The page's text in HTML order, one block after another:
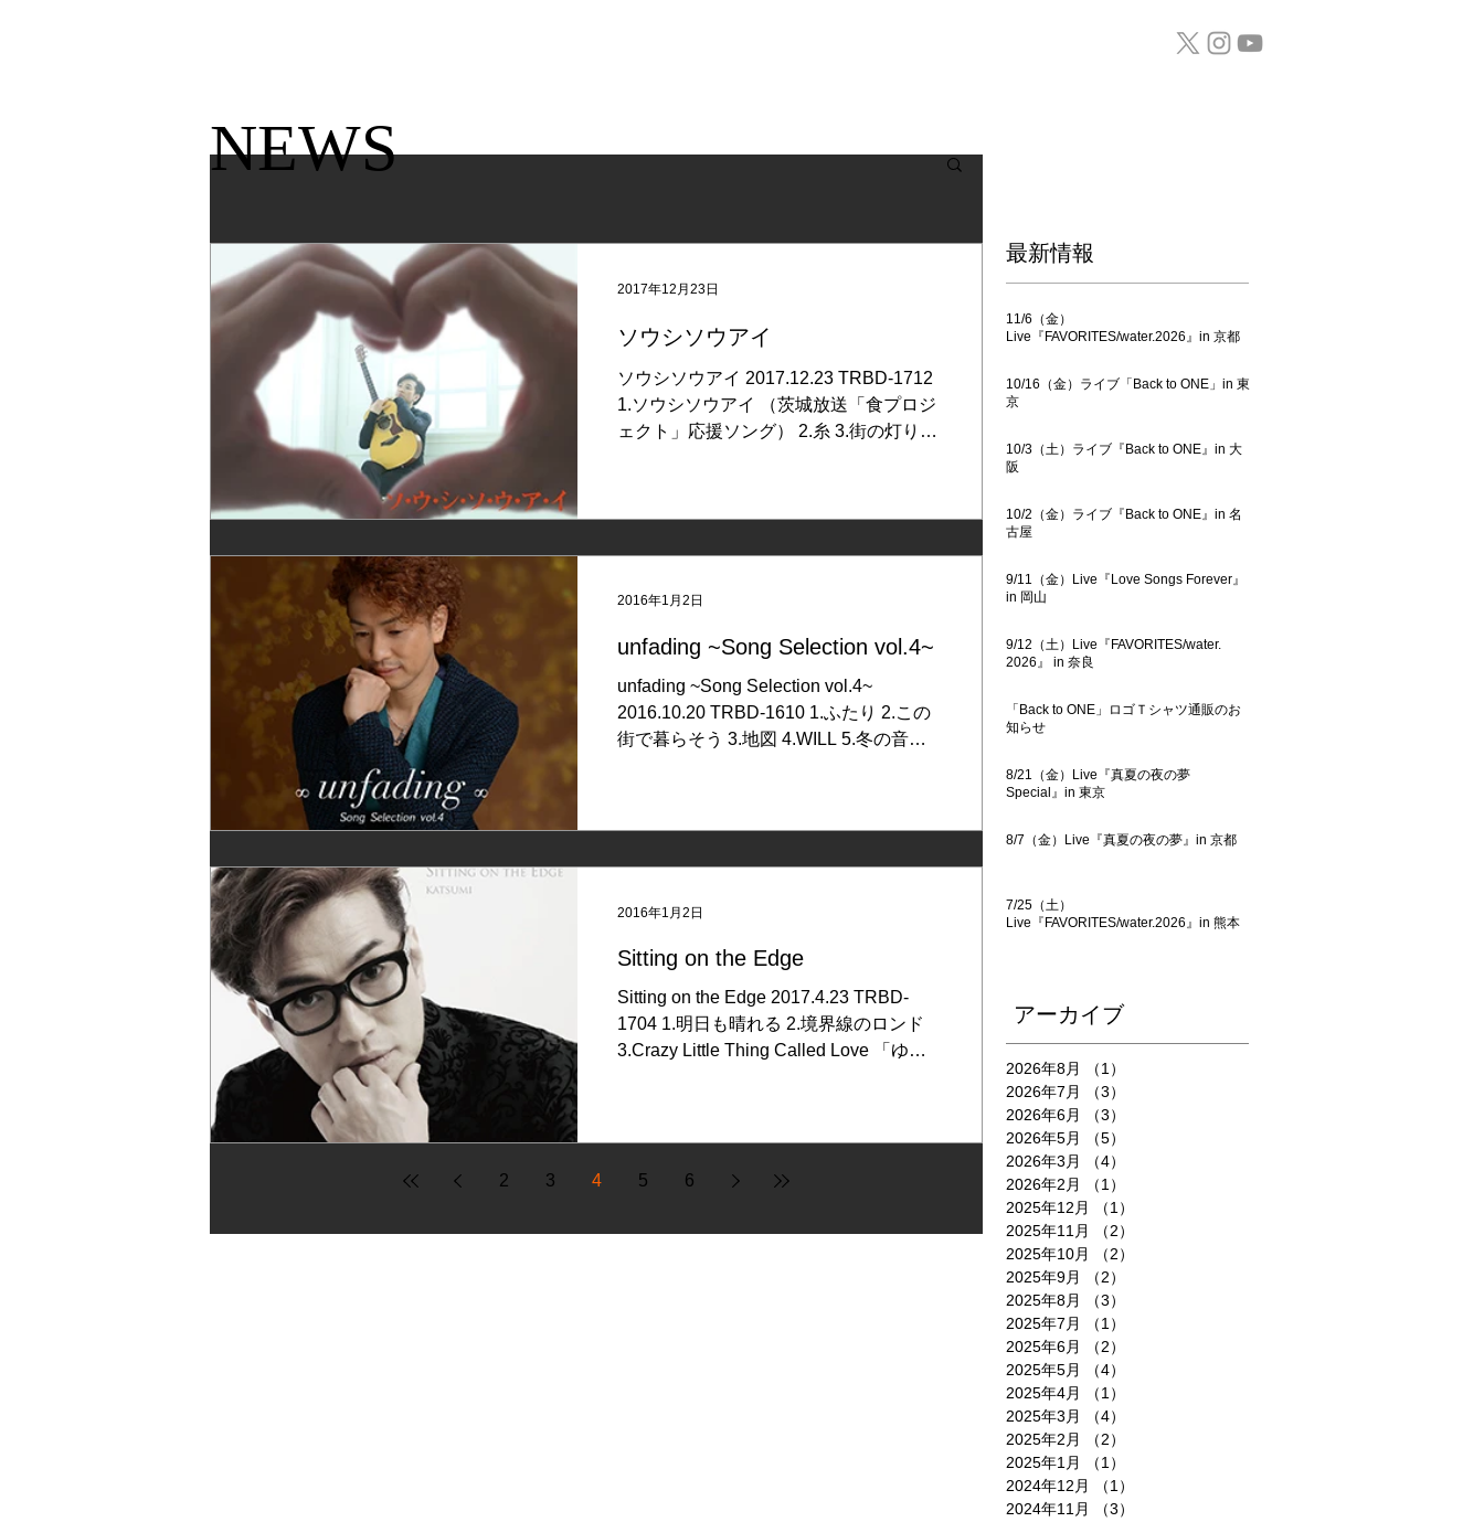
ソウシソウアイ
ソウシソウアイ 2017.12.23 TRBD-1712
1.ソウシソウアイ （茨城放送「食プロジ
ェクト」応援ソング） 2.糸 3.街の灯り
2017年12月23日
unfading ~Song Selection vol.4~
unfading ~Song Selection vol.4~
2016.10.20 TRBD-1610 1.ふたり 2.この
街で暮らそう 3.地図 4.WILL 5.冬の音色
2016年1月2日
Sitting on the Edge
Sitting on the Edge 2017.4.23 TRBD-
1704 1.明日も晴れる 2.境界線のロンド
3.Crazy Little Thing Called Love 「ゆる
2016年1月2日
2 3 4 5 6
NEWS​
​最新情報
11/6（金）
Live『FAVORITES/water.2026』in 京都
10/16（金）ライブ「Back to ONE」in 東
京
10/3（土）ライブ『Back to ONE』in 大
阪
10/2（金）ライブ『Back to ONE』in 名
古屋
9/11（金）Live『Love Songs Forever』
in 岡山
9/12（土）Live『FAVORITES/water.
2026』 in 奈良
「Back to ONE」ロゴＴシャツ通販のお
知らせ
8/21（金）Live『真夏の夜の夢
Special』in 東京
8/7（金）Live『真夏の夜の夢』in 京都
7/25（土）
Live『FAVORITES/water.2026』in 熊本
アーカイブ
2026年8月 （1）
2026年7月
（3）
2026年6月
（3）
2026年5月
（5）
2026年3月
（4）
2026年2月
（1）
2025年12月
（1）
2025年11月
（2）
2025年10月
（2）
2025年9月
（2）
2025年8月
（3）
2025年7月
（1）
2025年6月
（2）
2025年5月
（4）
2025年4月
（1）
2025年3月
（4）
2025年2月
（2）
2025年1月
（1）
2024年12月
（1）
2024年11月
（3）